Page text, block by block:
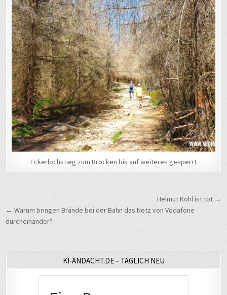
Eckerlochstieg zum Brocken bis auf weiteres gesperrt
Helmut Kohl ist tot →
← Warum bringen Brände bei der Bahn das Netz von Vodafone
durcheinander?
KI-ANDACHT.DE – TÄGLICH NEU